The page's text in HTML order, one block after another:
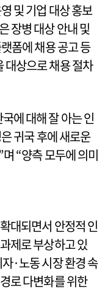
및 기업 대상 홍보
장병 대상 안내 및
폼에 채용 공고 등
대상으로 채용 절차
에 대해 잘 아는 인
귀국 후에 새로운
“양측 모두에 의미
대되면서 안정적 인
제로 부상하고 있
·노동 시장 환경 속
로 다변화를 위한